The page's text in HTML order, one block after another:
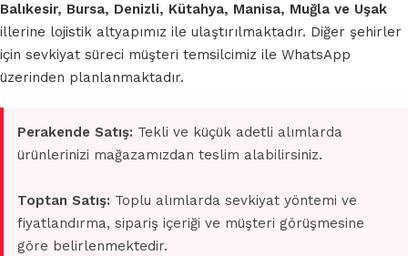
Balıkesir, Bursa, Denizli, Kütahya, Manisa, Muğla ve Uşak
illerine lojistik altyapımız ile ulaştırılmaktadır. Diğer şehirler
için sevkiyat süreci müşteri temsilcimiz ile WhatsApp
üzerinden planlanmaktadır.
Perakende Satış: Tekli ve küçük adetli alımlarda
ürünlerinizi mağazamızdan teslim alabilirsiniz.
Toptan Satış: Toplu alımlarda sevkiyat yöntemi ve
fiyatlandırma, sipariş içeriği ve müşteri görüşmesine
göre belirlenmektedir.